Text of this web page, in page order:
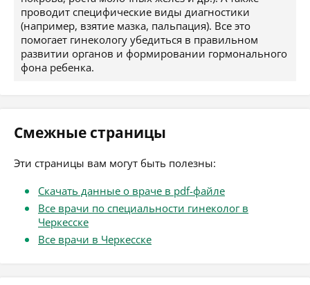
проводит специфические виды диагностики
(например, взятие мазка, пальпация). Все это
помогает гинекологу убедиться в правильном
развитии органов и формировании гормонального
фона ребенка.
Смежные страницы
Эти страницы вам могут быть полезны:
Скачать данные о враче в pdf-файле
Все врачи по специальности гинеколог в
Черкесске
Все врачи в Черкесске